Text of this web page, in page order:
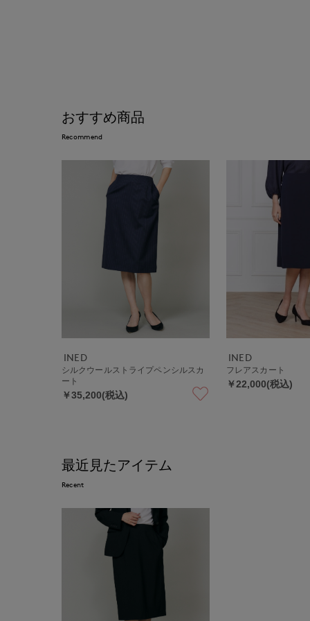
おすすめ商品
Recommend
INED
シルクウールストライプペンシルスカ
ート
￥35,200(税込)
INED
フレアスカート
￥22,000(税込)
最近見たアイテム
Recent